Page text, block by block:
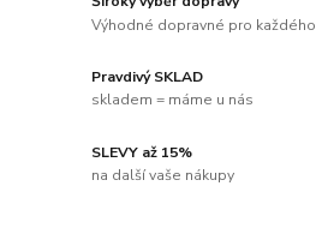
Výhodné dopravné pro každého
Pravdivý SKLAD
skladem = máme u nás
SLEVY až 15%
na další vaše nákupy